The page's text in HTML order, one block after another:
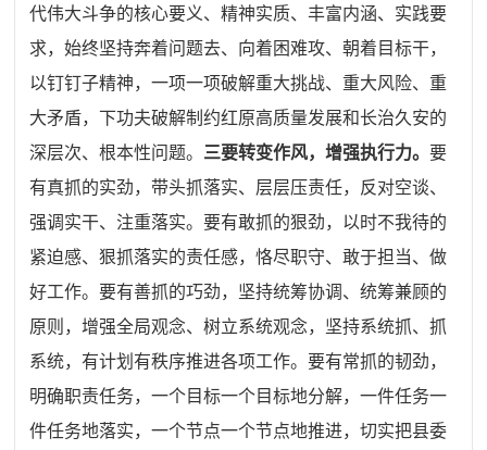
代伟大斗争的核心要义、精神实质、丰富内涵、实践要
求，始终坚持奔着问题去、向着困难攻、朝着目标干，
以钉钉子精神，一项一项破解重大挑战、重大风险、重
大矛盾，下功夫破解制约红原高质量发展和长治久安的
深层次、根本性问题。 三要转变作风，增强执行力。要
有真抓的实劲，带头抓落实、层层压责任，反对空谈、
强调实干、注重落实。要有敢抓的狠劲，以时不我待的
紧迫感、狠抓落实的责任感，恪尽职守、敢于担当、做
好工作。要有善抓的巧劲，坚持统筹协调、统筹兼顾的
原则，增强全局观念、树立系统观念，坚持系统抓、抓
系统，有计划有秩序推进各项工作。要有常抓的韧劲，
明确职责任务，一个目标一个目标地分解，一件任务一
件任务地落实，一个节点一个节点地推进，切实把县委